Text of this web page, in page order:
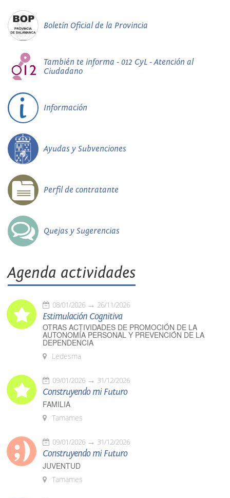
Boletín Oficial de la Provincia
También te informa - 012 CyL - Atención al
Ciudadano
Información
Ayudas y Subvenciones
Perfil de contratante
Quejas y Sugerencias
Agenda actividades
08/01/2026 26/11/2026
Estimulación Cognitiva
OTRAS ACTIVIDADES DE PROMOCIÓN DE LA
AUTONOMÍA PERSONAL Y PREVENCIÓN DE LA
DEPENDENCIA
Ledesma
09/01/2026 31/12/2026
Construyendo mi Futuro
FAMILIA
Tamames
09/01/2026 31/12/2026
Construyendo mi Futuro
JUVENTUD
Tamames